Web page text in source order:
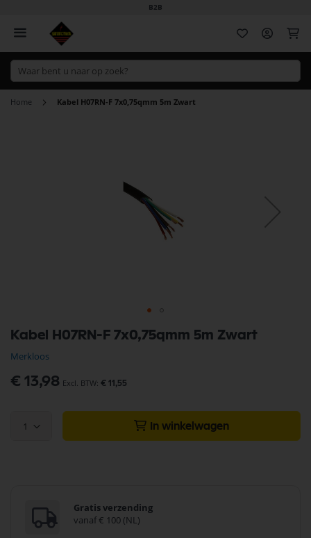
B2B
Home Kabel H07RN-F 7x0,75qmm 5m Zwart
Kabel H07RN-F 7x0,75qmm 5m Zwart
Merkloos
€ 13,98 € 11,55
1 In winkelwagen
Gratis verzending
vanaf € 100 (NL)
naar
het
begin
van
de